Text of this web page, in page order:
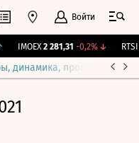
Войти
IMOEX 2 281,31 -0,2%↓ RTSI
динамика, прогнозы